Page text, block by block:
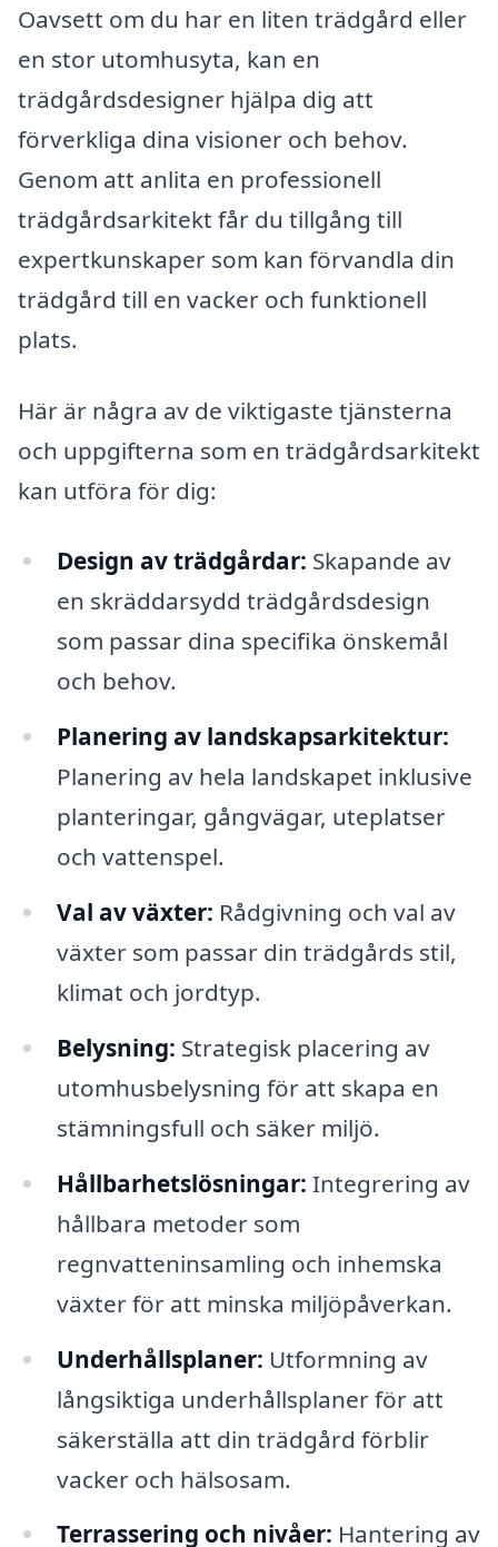
Oavsett om du har en liten trädgård eller
en stor utomhusyta, kan en
trädgårdsdesigner hjälpa dig att
förverkliga dina visioner och behov.
Genom att anlita en professionell
trädgårdsarkitekt får du tillgång till
expertkunskaper som kan förvandla din
trädgård till en vacker och funktionell
plats.
Här är några av de viktigaste tjänsterna
och uppgifterna som en trädgårdsarkitekt
kan utföra för dig:
Design av trädgårdar: Skapande av
en skräddarsydd trädgårdsdesign
som passar dina specifika önskemål
och behov.
Planering av landskapsarkitektur:
Planering av hela landskapet inklusive
planteringar, gångvägar, uteplatser
och vattenspel.
Val av växter: Rådgivning och val av
växter som passar din trädgårds stil,
klimat och jordtyp.
Belysning: Strategisk placering av
utomhusbelysning för att skapa en
stämningsfull och säker miljö.
Hållbarhetslösningar: Integrering av
hållbara metoder som
regnvatteninsamling och inhemska
växter för att minska miljöpåverkan.
Underhållsplaner: Utformning av
långsiktiga underhållsplaner för att
säkerställa att din trädgård förblir
vacker och hälsosam.
Terrassering och nivåer: Hantering av